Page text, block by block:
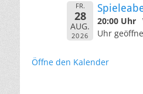
FR.
28
AUG.
2026
20:00 Uhr
Uhr
Öffne den Kalender